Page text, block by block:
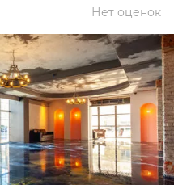
Нет оценок